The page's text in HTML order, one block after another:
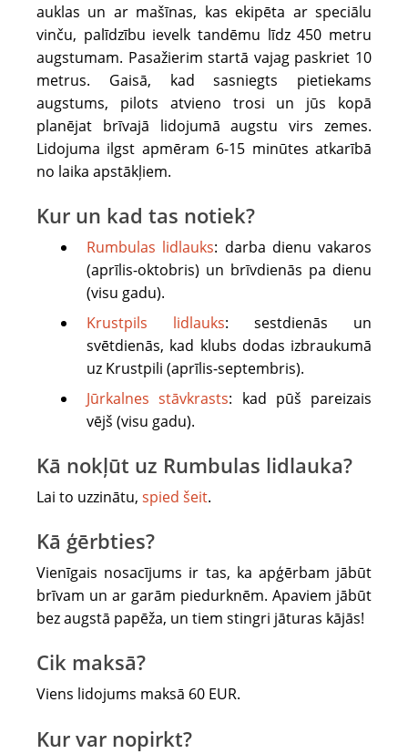
Lai
lidotu
vēlami
ērti
apavi
bez
papēža
un
kas
nosedz
kājas
un
rokas
garumā.
Līdzi
obligāti
jāņem
labs
garstāvoklis!
:)
auklas un ar mašīnas, kas ekipēta ar speciālu
vinču, palīdzību ievelk tandēmu līdz 450 metru
augstumam. Pasažierim startā vajag paskriet 10
metrus. Gaisā, kad sasniegts pietiekams
augstums, pilots atvieno trosi un jūs kopā
planējat brīvajā lidojumā augstu virs zemes.
Lidojuma ilgst apmēram 6-15 minūtes atkarībā
no laika apstākļiem.
Kur un kad tas notiek?
Rumbulas lidlauks: darba dienu vakaros
(aprīlis-oktobris) un brīvdienās pa dienu
(visu gadu).
Krustpils lidlauks: sestdienās un
svētdienās, kad klubs dodas izbraukumā
uz Krustpili (aprīlis-septembris).
Jūrkalnes stāvkrasts: kad pūš pareizais
vējš (visu gadu).
Kā nokļūt uz Rumbulas lidlauka?
Lai to uzzinātu, spied šeit.
Kā ģērbties?
Vienīgais nosacījums ir tas, ka apģērbam jābūt
brīvam un ar garām piedurknēm. Apaviem jābūt
bez augstā papēža, un tiem stingri jāturas kājās!
Cik maksā?
Viens lidojums maksā 60 EUR.
Kur var nopirkt?